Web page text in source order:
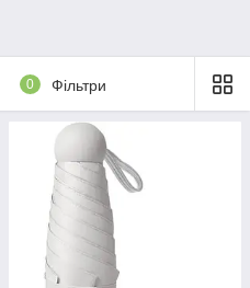
0 Фільтри